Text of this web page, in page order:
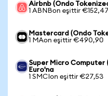
Airbnb (Ondo
1 ABNBon eşittir €152,47
Mastercard (Ondo
1 MAon eşittir €490,90
Super Micro Computer
Euro'na
1 SMCIon eşittir €27,53